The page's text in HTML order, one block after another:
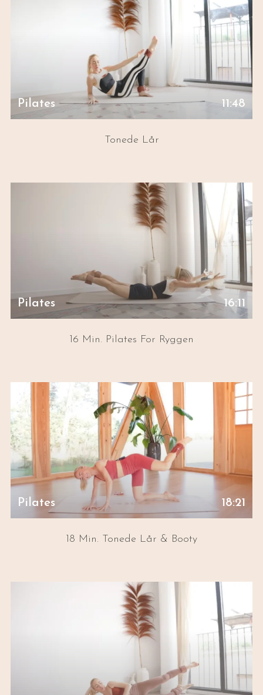
Pilates 11:48
Tonede Lår
Pilates 16:11
16 Min. Pilates For Ryggen
Pilates 18:21
18 Min. Tonede Lår & Booty